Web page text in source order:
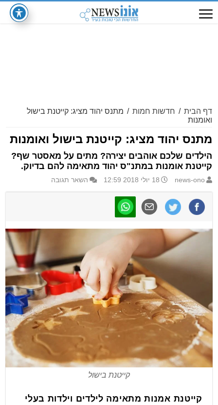
דף הבית / חדשות חמות / מתנס יהוד מציג: קייטנת בישול
ואומנות
מתנס יהוד מציג: קייטנת בישול ואומנות
הילדים שלכם אוהבים יצירה? מתים על מאסטר שף?
קייטנת אומנות במתנ"ס יהוד מתאימה להם בדיוק.
news-ono 18 יולי 2018 12:59 השאר תגובה
קייטנת בישול
קייטנת אמנות מתאימה לילדים וילדות בעלי